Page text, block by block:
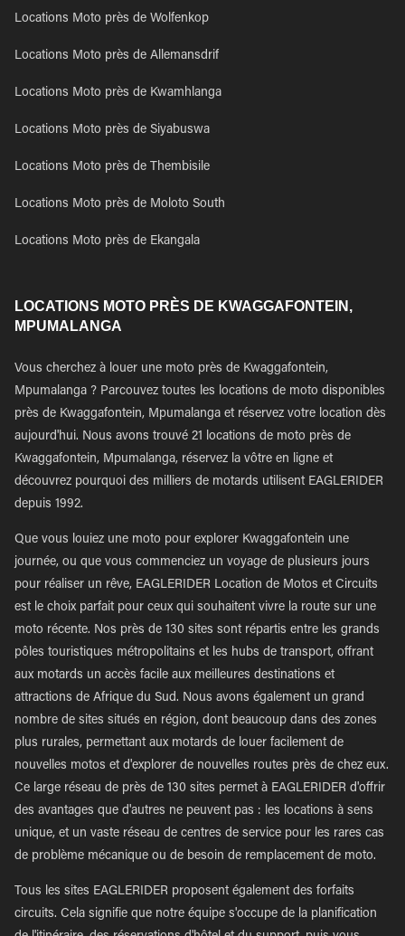
Locations Moto près de Wolfenkop
Locations Moto près de Allemansdrif
Locations Moto près de Kwamhlanga
Locations Moto près de Siyabuswa
Locations Moto près de Thembisile
Locations Moto près de Moloto South
Locations Moto près de Ekangala
LOCATIONS MOTO PRÈS DE KWAGGAFONTEIN,
MPUMALANGA
Vous cherchez à louer une moto près de Kwaggafontein,
Mpumalanga ? Parcouvez toutes les locations de moto disponibles
près de Kwaggafontein, Mpumalanga et réservez votre location dès
aujourd'hui. Nous avons trouvé 21 locations de moto près de
Kwaggafontein, Mpumalanga, réservez la vôtre en ligne et
découvrez pourquoi des milliers de motards utilisent EAGLERIDER
depuis 1992.
Que vous louiez une moto pour explorer Kwaggafontein une
journée, ou que vous commenciez un voyage de plusieurs jours
pour réaliser un rêve, EAGLERIDER Location de Motos et Circuits
est le choix parfait pour ceux qui souhaitent vivre la route sur une
moto récente. Nos près de 130 sites sont répartis entre les grands
pôles touristiques métropolitains et les hubs de transport, offrant
aux motards un accès facile aux meilleures destinations et
attractions de Afrique du Sud. Nous avons également un grand
nombre de sites situés en région, dont beaucoup dans des zones
plus rurales, permettant aux motards de louer facilement de
nouvelles motos et d'explorer de nouvelles routes près de chez eux.
Ce large réseau de près de 130 sites permet à EAGLERIDER d'offrir
des avantages que d'autres ne peuvent pas : les locations à sens
unique, et un vaste réseau de centres de service pour les rares cas
de problème mécanique ou de besoin de remplacement de moto.
Tous les sites EAGLERIDER proposent également des forfaits
circuits. Cela signifie que notre équipe s'occupe de la planification